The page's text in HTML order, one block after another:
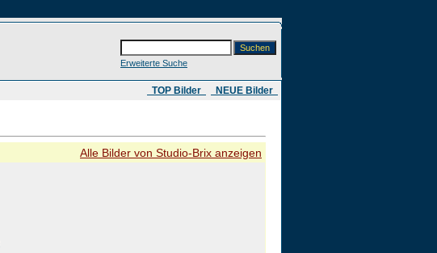
Erweiterte Suche
​ TOP Bilder NEUE Bilder
Alle Bilder von Studio-Brix anzeigen